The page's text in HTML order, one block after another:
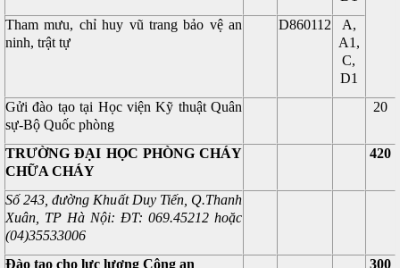
Tham mưu, chỉ huy vũ trang bảo vệ an
ninh, trật tự
D860112
A,
A1,
C,
D1
Gửi đào tạo tại Học viện Kỹ thuật Quân
sự-Bộ Quốc phòng
20
TRƯỜNG ĐẠI HỌC PHÒNG CHÁY
CHỮA CHÁY
420
Số 243, đường Khuất Duy Tiến, Q.Thanh
Xuân, TP Hà Nội: ĐT: 069.45212 hoặc
(04)35533006
Đào tao cho lực lượng Công an
300